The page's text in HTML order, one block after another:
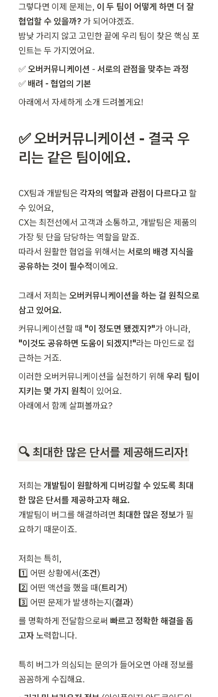
그렇다면 이제 문제는, 이 두 팀이 어떻게 하면 더 잘
협업할 수 있을까? 가 되어야겠죠.
밤낮 가리지 않고 고민한 끝에 우리 팀이 찾은 핵심 포
인트는 두 가지였어요.
✅ 오버커뮤니케이션 -
✅ 배려 - 협업의 기본
아래에서 자세하게 소개 드려볼게요!
✅ 오버커뮤니케이션 - 결국 우
리는 같은 팀이에요.
CX팀과 개발팀은 각자의 역할과 관점이 다르다고 할
수 있어요,
CX는 최전선에서 고객과 소통하고, 개발팀은 제품의
가장 뒷 단을 담당하는 역할을 맡죠.
따라서 원활한 협업을 위해서는 서로의 배경 지식을
공유하는 것이 필수적이에요.
그래서 저희는 오버커뮤니케이션을 하는 걸 원칙으로
삼고 있어요.
커뮤니케이션할 때 "이 정도면 됐겠지?"
"이것도 공유하면 도움이 되겠지!"라는 마인드로 접
근하는 거죠.
이러한 오버커뮤니케이션을 실천하기 위해 우리 팀이
지키는 몇 가지 원칙이 있어요.
아래에서 함께 살펴볼까요?
🔍 최대한 많은 단서를 제공해드리자!
저희는 개발팀이 원활하게 디버깅할 수 있도록 최대
한 많은 단서를 제공하고자 해요.
개발팀이 버그를 해결하려면 최대한 많은 정보가 필
요하기 때문이죠.
저희는 특히,
1️⃣ 어떤 상황에서(조건)
2️⃣ 어떤 액션을 했을 때(트리거)
3️⃣ 어떤 문제가 발생하는지(결과)
를 명확하게 전달함으로써 빠르고 정확한 해결을 돕
고자 노력합니다.
특히 버그가 의심되는 문의가 들어오면 아래 정보를
꼼꼼하게 수집해요.